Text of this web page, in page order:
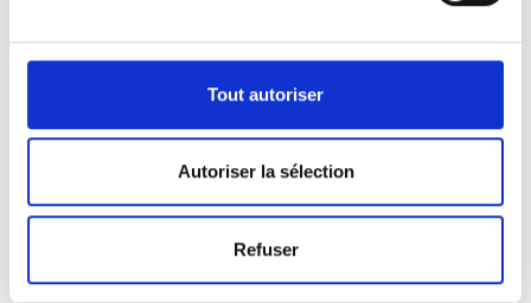
Tout autoriser
Autoriser la sélection
Refuser
Pour répondre aux demandes de notre clientèle,
véhicules.
Que ça soit pour l’activité de pompes funèbres ou